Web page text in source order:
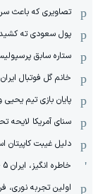
تصاویری که باعث
پول سعودی ته
ستاره سابق
خانم گل فوتبال
پایان بازی تیم
سنای آمریکا لایحه
دلیل غیبت کاپیتان
خاطره انگیز، ایران 5 - ایتالیا 5 (جام جهانی 2008)
اولین تجربه نوری،